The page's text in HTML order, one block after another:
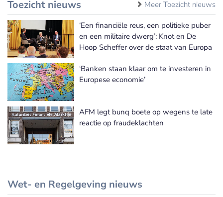
Toezicht nieuws Meer Toezicht nieuws
‘Een financiële reus, een politieke puber
en een militaire dwerg’: Knot en De
Hoop Scheffer over de staat van Europa
‘Banken staan klaar om te investeren in
Europese economie’
AFM legt bunq boete op wegens te late
reactie op fraudeklachten
Wet- en Regelgeving nieuws